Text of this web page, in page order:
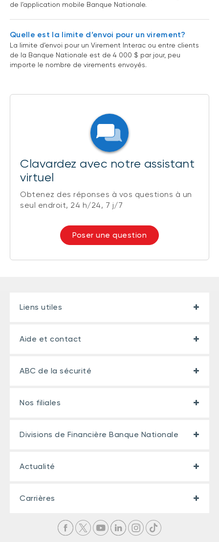
de l’application mobile Banque Nationale.
Quelle est la limite d’envoi pour un virement?
La limite d’envoi pour un Virement Interac ou entre clients
de la Banque Nationale est de 4 000 $ par jour, peu
importe le nombre de virements envoyés.
Clavardez avec notre assistant
virtuel
Obtenez des réponses à vos questions à un
seul endroit, 24 h/24, 7 j/7
Poser une question
Liens utiles
Aide et contact
ABC de la sécurité
Nos filiales
Divisions de Financière Banque Nationale
Actualité
Carrières